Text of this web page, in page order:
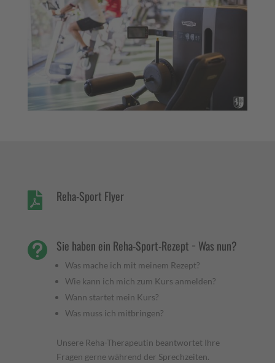
 Reha-Sport Flyer
 Sie haben ein Reha-Sport-Rezept − Was nun?
Was mache ich mit meinem Rezept?
Wie kann ich mich zum Kurs anmelden?
Wann startet mein Kurs?
Was muss ich mitbringen?
Unsere Reha-Therapeutin beantwortet Ihre
Fragen gerne während der Sprechzeiten.